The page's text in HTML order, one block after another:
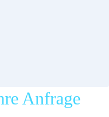
Anfrage